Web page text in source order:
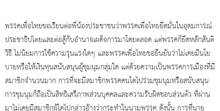
พรรคเพื่อไทยขอเรียนต่อพี่น้องประชาชนว่าพรรคเพื่อไทยยึดมั่นในอุดมการณ์
ประชาธิปไตยและต่อสู้กับอำนาจเผด็จการมาโดยตลอด แต่พรรคก็ยึดหลักสันติ
วิธี ไม่นิยมการใช้ความรุนแรงใดๆ และพรรคเพื่อไทยขอยืนยันว่าไม่เคยมีนโย
บายหรือให้เงินทุนสนับสนุนผู้ชุมนุมกลุ่มใด แต่ด้วยความเป็นพรรคการเมืองที่มี
สมาชิกจำนวนมาก การที่จะมีสมาชิกพรรคคนใดไปร่วมชุมนุมหรือสนับสนุน
การชุมนุมก็ถือเป็นสิทธิเสรีภาพส่วนบุคคลและความรับผิดชอบส่วนตัว ที่ผ่าน